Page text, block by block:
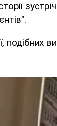
подібних